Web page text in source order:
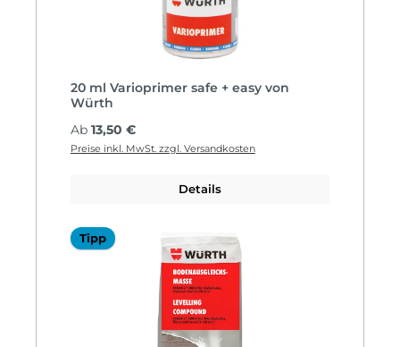
20 ml Varioprimer safe + easy von
Würth
Regulärer Preis:
Ab 13,50 €
Preise inkl. MwSt. zzgl. Versandkosten
Details
Tipp